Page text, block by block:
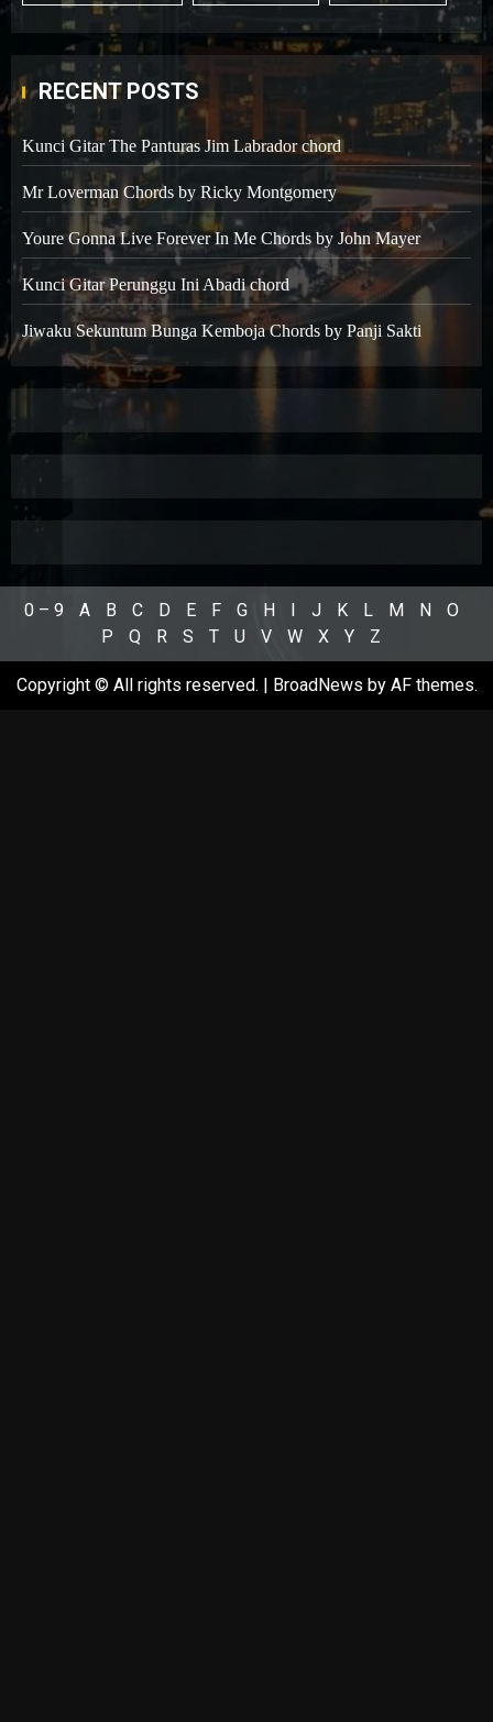
RECENT POSTS
Kunci Gitar The Panturas Jim Labrador chord
Mr Loverman Chords by Ricky Montgomery
Youre Gonna Live Forever In Me Chords by John Mayer
Kunci Gitar Perunggu Ini Abadi chord
Jiwaku Sekuntum Bunga Kemboja Chords by Panji Sakti
0 – 9 A B C D E F G H I J K L M N
O
P
Q R S T U V W X Y Z
Copyright © All rights reserved. | BroadNews by AF themes.